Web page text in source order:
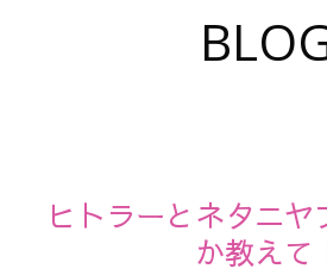
ヒトラーとネタニヤ
か教えて